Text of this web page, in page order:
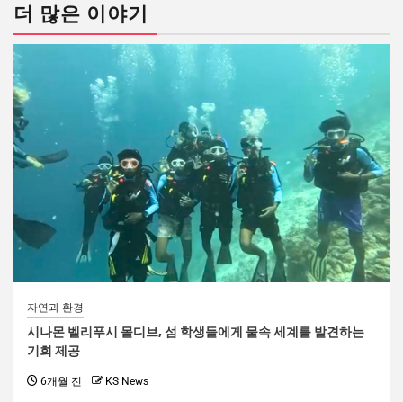
더 많은 이야기
자연과 환경
시나몬 벨리푸시 몰디브, 섬 학생들에게 물속 세계를 발견하는
기회 제공
6개월 전 KS News